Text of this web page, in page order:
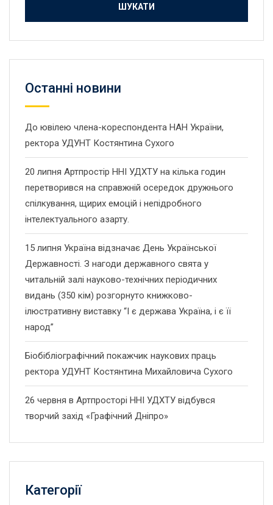
Останнi новини
До ювілею члена-кореспондента НАН України,
ректора УДУНТ Костянтина Сухого
20 липня Артпростір ННІ УДХТУ на кілька годин
перетворився на справжній осередок дружнього
спілкування, щирих емоцій і непідробного
інтелектуального азарту.
15 липня Україна відзначає День Української
Державності. З нагоди державного свята у
читальній залі науково-технічних періодичних
видань (350 кім) розгорнуто книжково-
ілюстративну виставку “І є держава Україна, і є її
народ”
Біобібліографічний покажчик наукових праць
ректора УДУНТ Костянтина Михайловича Сухого
26 червня в Артпросторі ННІ УДХТУ відбувся
творчий захід «Графічний Дніпро»
Категорії